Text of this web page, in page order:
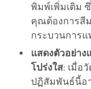
พิมพ์เพิ่มเติม
คุณต้องการสี
กระบวนการ
แสดงตัวอย่า
โปร่งใส: เมื่อ
ปฏิสัมพันธ์นี้อ